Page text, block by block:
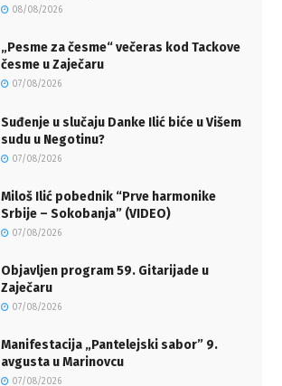
08/08/2026
„Pesme za česme“ večeras kod Tackove
česme u Zaječaru
07/08/2026
Suđenje u slučaju Danke Ilić biće u Višem
sudu u Negotinu?
07/08/2026
Miloš Ilić pobednik “Prve harmonike
Srbije – Sokobanja” (VIDEO)
07/08/2026
Objavljen program 59. Gitarijade u
Zaječaru
07/08/2026
Manifestacija „Pantelejski sabor” 9.
avgusta u Marinovcu
07/08/2026